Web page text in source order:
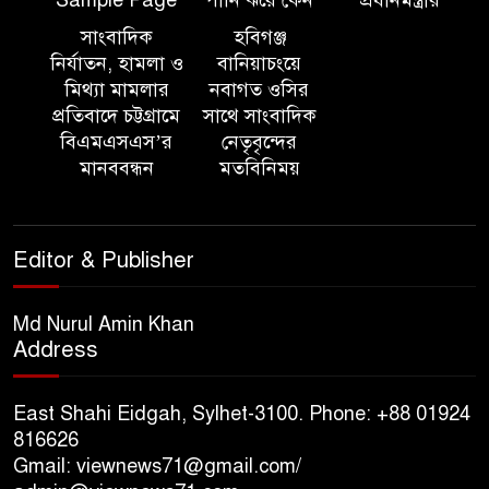
মামলায় এক বছরের সাজা
‘সমন্বিত উদ্যোগেই গড়ে উঠবে
আধুনিক সিলেট’ – বাণিজ্যমন্ত্রী
আয়োজন ‘শ্রাবনের মেঘগুলো’
গভীর শ্রদ্ধা নিবেদন
শতাংশই সিলেটি
সাংবাদিক
নির্যাতন, হামলা ও
মিথ্যা মামলার
প্রতিবাদে চট্টগ্রামে
বিএমএসএস’র
মানববন্ধন
হবিগঞ্জ
বানিয়াচংয়ে
নবাগত ওসির
সাথে সাংবাদিক
নেতৃবৃন্দের
মতবিনিময়
Editor & Publisher
Md Nurul Amin Khan
Address
East Shahi Eidgah, Sylhet-3100. Phone: +88 01924
816626
Gmail: viewnews71@gmail.com/